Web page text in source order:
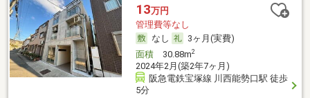
13万円
管理費等なし
なし
3ヶ月(実費)
面積30.88m2
2024年2月(築2年7ヶ月)
阪急電鉄宝塚線 川西能勢口駅 徒歩
5分